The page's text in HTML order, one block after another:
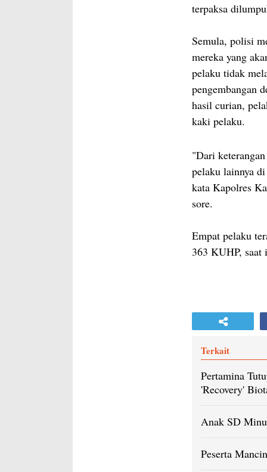
terpaksa
Semula, polisi
mereka yang
pelaku tidak
pengembangan
hasil curian,
kaki pelaku.
"Dari
pelaku lainnya
kata Kapolres
sore.
Empat pelaku
363 KUHP, saat
Terkait
Pertamina
'Recovery'
Anak SD
Peserta